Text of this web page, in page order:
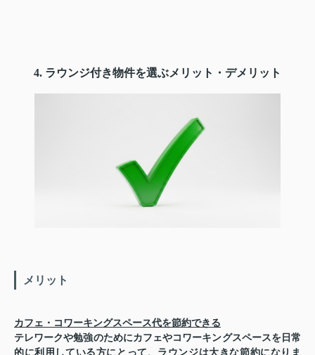
4. ラウンジ付き物件を選ぶメリット・デメリット
メリット
カフェ・コワーキングスペース代を節約できる
テレワークや勉強のためにカフェやコワーキングスペースを日常
的に利用している方にとって、ラウンジは大きな節約になりま